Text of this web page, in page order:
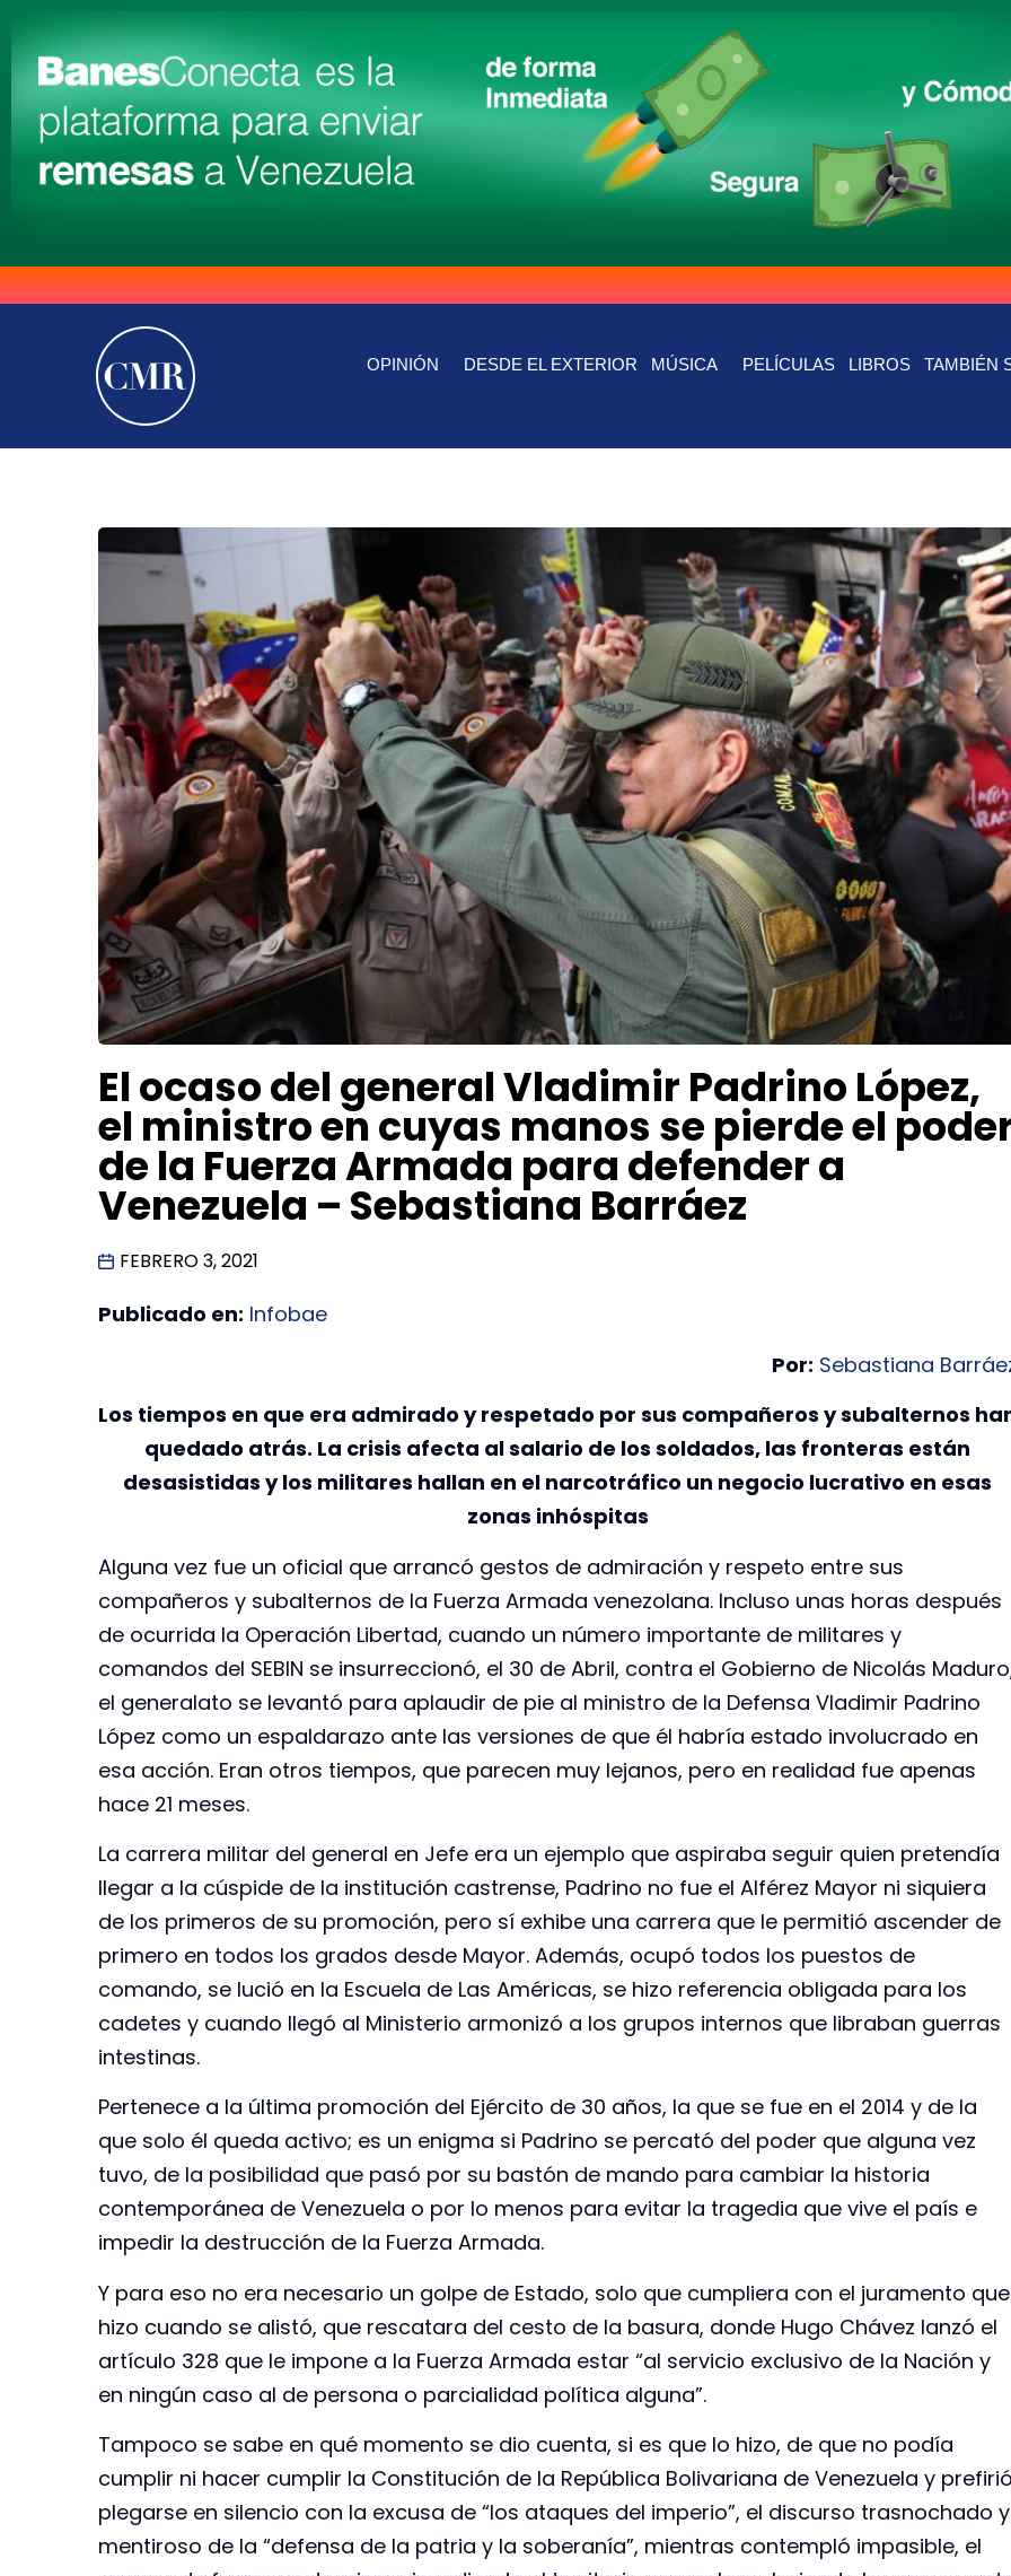
OPINIÓN DESDE EL EXTERIOR MÚSICA PELÍCULAS LIBROS TAMBIÉN
El ocaso del general Vladimir Padrino López,
el ministro en cuyas manos se pierde el
de la Fuerza Armada para defender a
Venezuela – Sebastiana Barráez
FEBRERO 3, 2021
Publicado en: Infobae
Por: Sebastiana
Los tiempos en que era admirado y respetado por sus compañeros y subalternos
quedado atrás. La crisis afecta al salario de los soldados, las fronteras están
desasistidas y los militares hallan en el narcotráfico un negocio lucrativo en esas
zonas inhóspitas
Alguna vez fue un oficial que arrancó gestos de admiración y respeto entre sus
compañeros y subalternos de la Fuerza Armada venezolana. Incluso unas horas después
de ocurrida la Operación Libertad, cuando un número importante de militares y
comandos del SEBIN se insurreccionó, el 30 de Abril, contra el Gobierno de Nicolás
el generalato se levantó para aplaudir de pie al ministro de la Defensa Vladimir Padrino
López como un espaldarazo ante las versiones de que él habría estado involucrado en
esa acción. Eran otros tiempos, que parecen muy lejanos, pero en realidad fue apenas
hace 21 meses.
La carrera militar del general en Jefe era un ejemplo que aspiraba seguir quien pretendía
llegar a la cúspide de la institución castrense, Padrino no fue el Alférez Mayor ni siquiera
de los primeros de su promoción, pero sí exhibe una carrera que le permitió ascender de
primero en todos los grados desde Mayor. Además, ocupó todos los puestos de
comando, se lució en la Escuela de Las Américas, se hizo referencia obligada para los
cadetes y cuando llegó al Ministerio armonizó a los grupos internos que libraban guerras
intestinas.
Pertenece a la última promoción del Ejército de 30 años, la que se fue en el 2014 y de la
que solo él queda activo; es un enigma si Padrino se percató del poder que alguna vez
tuvo, de la posibilidad que pasó por su bastón de mando para cambiar la historia
contemporánea de Venezuela o por lo menos para evitar la tragedia que vive el país e
impedir la destrucción de la Fuerza Armada.
Y para eso no era necesario un golpe de Estado, solo que cumpliera con el juramento que
hizo cuando se alistó, que rescatara del cesto de la basura, donde Hugo Chávez lanzó el
artículo 328 que le impone a la Fuerza Armada estar “al servicio exclusivo de la Nación y
en ningún caso al de persona o parcialidad política alguna”.
Tampoco se sabe en qué momento se dio cuenta, si es que lo hizo, de que no podía
cumplir ni hacer cumplir la Constitución de la República Bolivariana de Venezuela y
plegarse en silencio con la excusa de “los ataques del imperio”, el discurso trasnochado y
mentiroso de la “defensa de la patria y la soberanía”, mientras contempló impasible, el